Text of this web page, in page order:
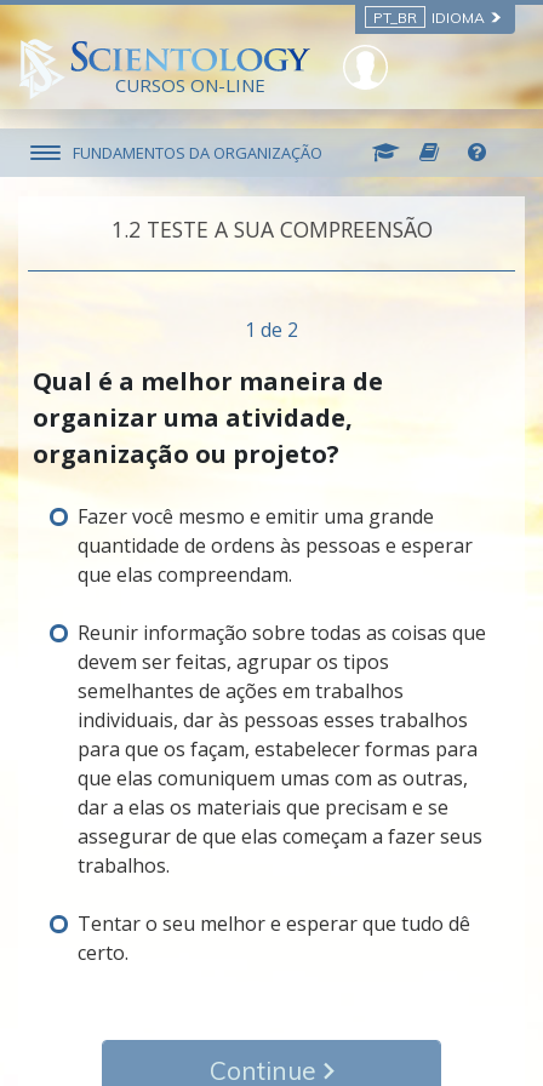
PT_BR IDIOMA
CURSOS ON-LINE
FUNDAMENTOS DA ORGANIZAÇÃO
1.‎2 TESTE A SUA COMPREENSÃO
1 de 2
Qual é a melhor maneira de
organizar uma atividade,
organização ou projeto?
Fazer você mesmo e emitir uma grande
quantidade de ordens às pessoas e esperar
que elas compreendam.
Reunir informação sobre todas as coisas que
devem ser feitas, agrupar os tipos
semelhantes de ações em trabalhos
individuais, dar às pessoas esses trabalhos
para que os façam, estabelecer formas para
que elas comuniquem umas com as outras,
dar a elas os materiais que precisam e se
assegurar de que elas começam a fazer seus
trabalhos.
Tentar o seu melhor e esperar que tudo dê
certo.
Continue